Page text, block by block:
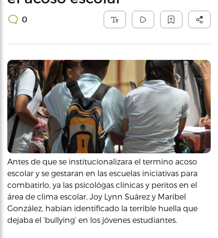
0
Antes de que se institucionalizara el termino acoso
escolar y se gestaran en las escuelas iniciativas para
combatirlo, ya las psicológas clínicas y peritos en el
área de clima escolar, Joy Lynn Suárez y Maribel
González, habían identificado la terrible huella que
dejaba el ‘bullying’ en los jóvenes estudiantes.